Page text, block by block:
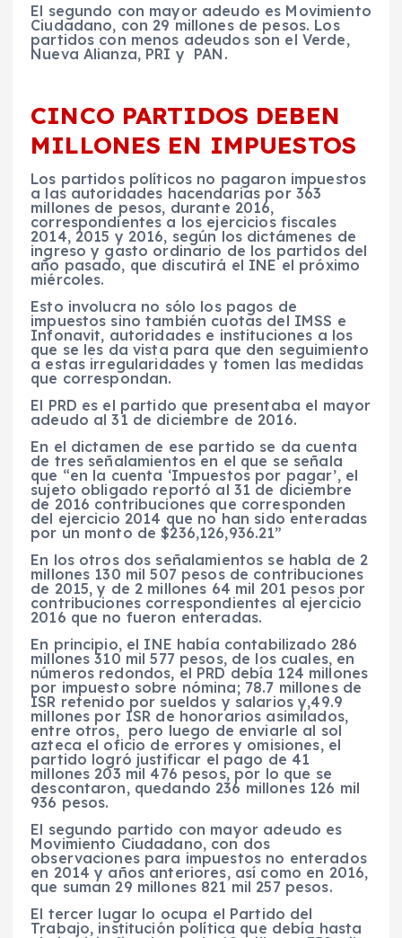
El segundo con mayor adeudo es Movimiento
Ciudadano, con 29 millones de pesos. Los
partidos con menos adeudos son el Verde,
Nueva Alianza, PRI y PAN.
CINCO PARTIDOS DEBEN
MILLONES EN IMPUESTOS
Los partidos políticos no pagaron impuestos
a las autoridades hacendarias por 363
millones de pesos, durante 2016,
correspondientes a los ejercicios fiscales
2014, 2015 y 2016, según los dictámenes de
ingreso y gasto ordinario de los partidos del
año pasado, que discutirá el INE el próximo
miércoles.
Esto involucra no sólo los pagos de
impuestos sino también cuotas del IMSS e
Infonavit, autoridades e instituciones a los
que se les da vista para que den seguimiento
a estas irregularidades y tomen las medidas
que correspondan.
El PRD es el partido que presentaba el mayor
adeudo al 31 de diciembre de 2016.
En el dictamen de ese partido se da cuenta
de tres señalamientos en el que se señala
que “en la cuenta ‘Impuestos por pagar’, el
sujeto obligado reportó al 31 de diciembre
de 2016 contribuciones que corresponden
del ejercicio 2014 que no han sido enteradas
por un monto de $236,126,936.21”
En los otros dos señalamientos se habla de 2
millones 130 mil 507 pesos de contribuciones
de 2015, y de 2 millones 64 mil 201 pesos por
contribuciones correspondientes al ejercicio
2016 que no fueron enteradas.
En principio, el INE había contabilizado 286
millones 310 mil 577 pesos, de los cuales, en
números redondos, el PRD debía 124 millones
por impuesto sobre nómina; 78.7 millones de
ISR retenido por sueldos y salarios y,49.9
millones por ISR de honorarios asimilados,
entre otros, pero luego de enviarle al sol
azteca el oficio de errores y omisiones, el
partido logró justificar el pago de 41
millones 203 mil 476 pesos, por lo que se
descontaron, quedando 236 millones 126 mil
936 pesos.
El segundo partido con mayor adeudo es
Movimiento Ciudadano, con dos
observaciones para impuestos no enterados
en 2014 y años anteriores, así como en 2016,
que suman 29 millones 821 mil 257 pesos.
El tercer lugar lo ocupa el Partido del
Trabajo, institución política que debía hasta